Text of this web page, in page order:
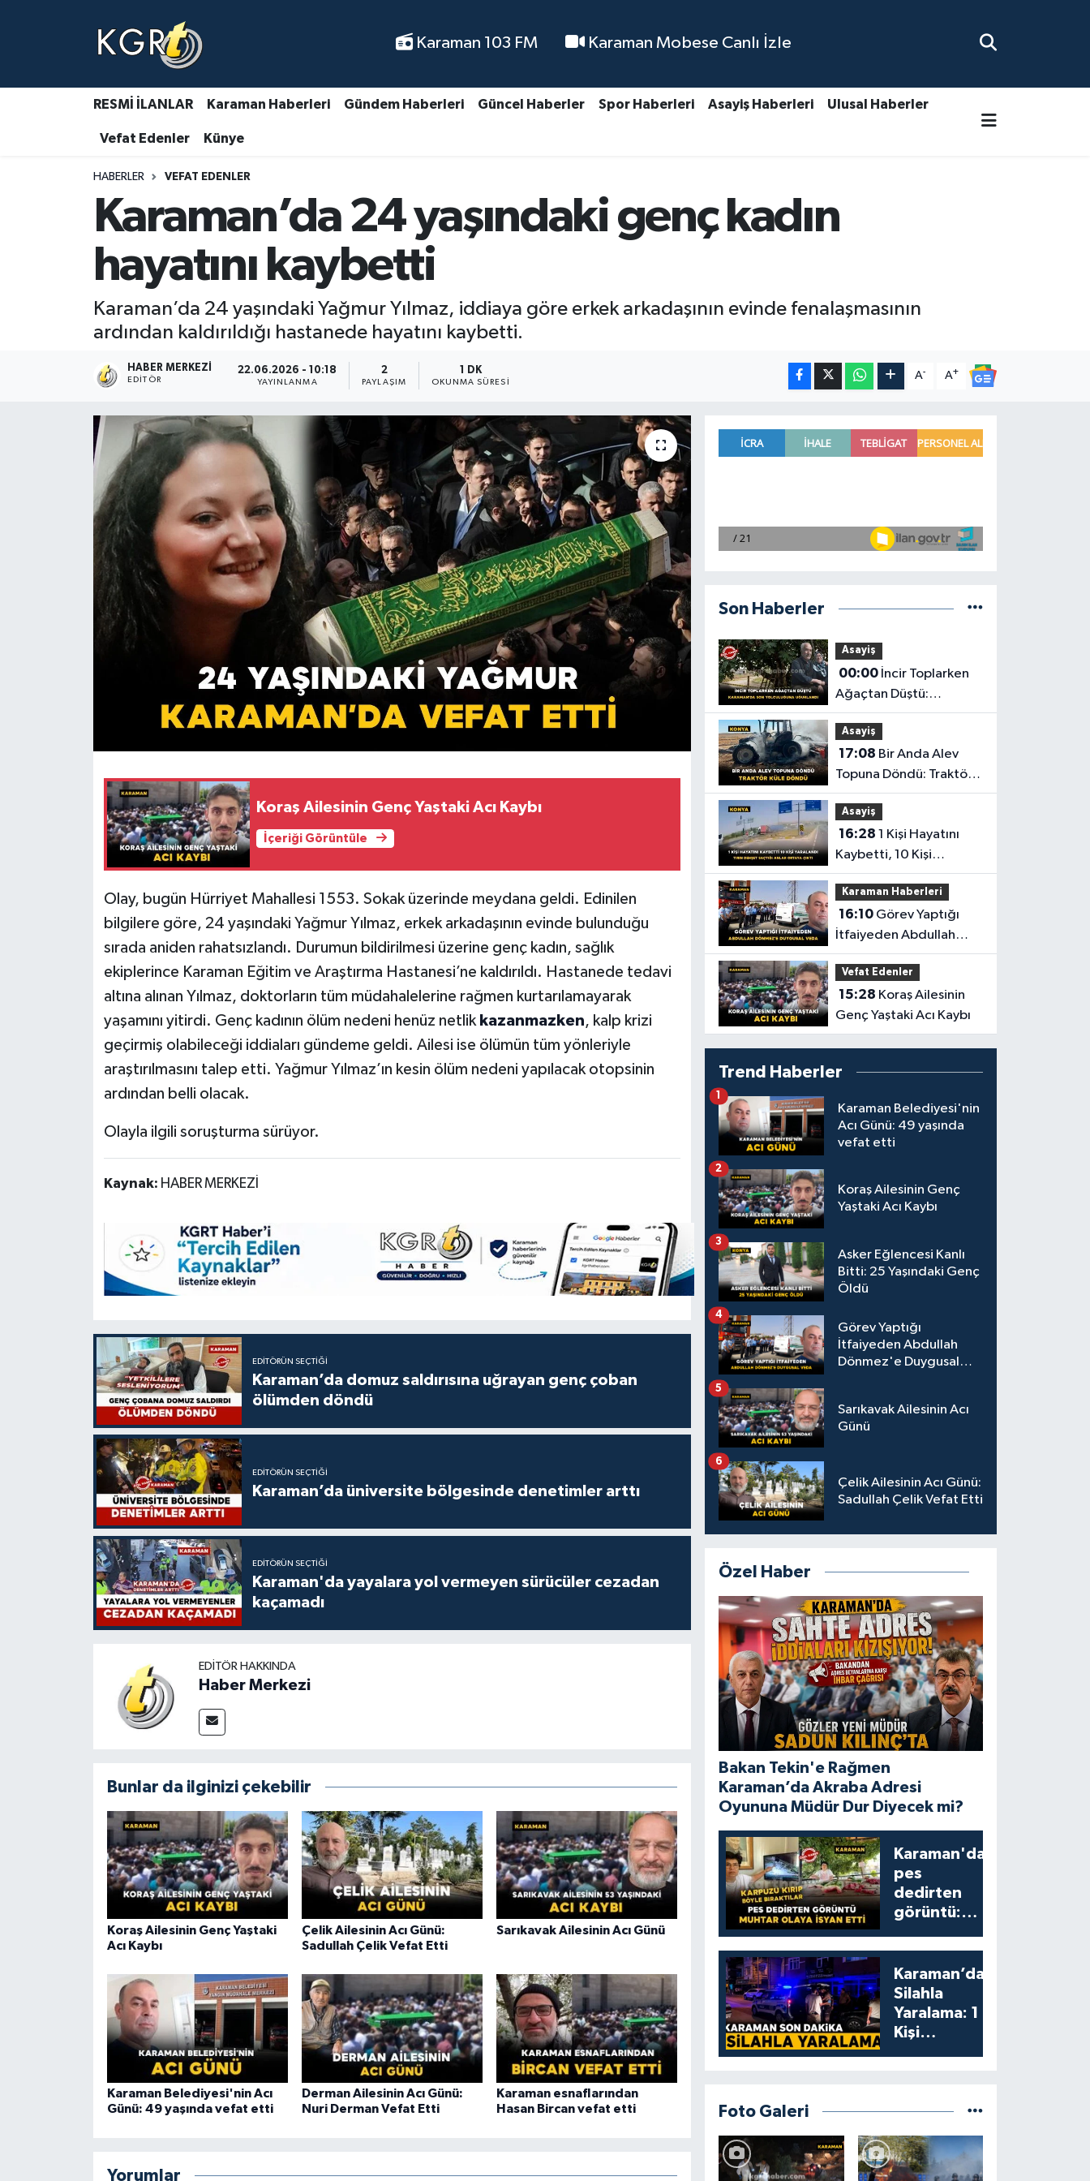
Karaman 103 FM Karaman Mobese Canlı İzle
RESMİ İLANLAR Karaman Haberleri Gündem Haberleri Güncel Haberler Spor Haberleri Asayiş Haberleri Ulusal Haberler
Vefat Edenler Künye
HABERLER VEFAT EDENLER
Karaman’da 24 yaşındaki genç kadın
hayatını kaybetti
Karaman’da 24 yaşındaki Yağmur Yılmaz, iddiaya göre erkek arkadaşının evinde fenalaşmasının
ardından kaldırıldığı hastanede hayatını kaybetti.
HABER MERKEZI
EDITÖR
22.06.2026 - 10:18
YAYINLANMA
2
PAYLAŞIM
1 DK
OKUNMA SÜRESI
A- A+
Koraş Ailesinin Genç Yaştaki Acı Kaybı
İçeriği Görüntüle
Olay, bugün Hürriyet Mahallesi 1553. Sokak üzerinde meydana geldi. Edinilen
bilgilere göre, 24 yaşındaki Yağmur Yılmaz, erkek arkadaşının evinde bulunduğu
sırada aniden rahatsızlandı. Durumun bildirilmesi üzerine genç kadın, sağlık
ekiplerince Karaman Eğitim ve Araştırma Hastanesi’ne kaldırıldı. Hastanede tedavi
altına alınan Yılmaz, doktorların tüm müdahalelerine rağmen kurtarılamayarak
yaşamını yitirdi. Genç kadının ölüm nedeni henüz netlik kazanmazken, kalp krizi
geçirmiş olabileceği iddiaları gündeme geldi. Ailesi ise ölümün tüm yönleriyle
araştırılmasını talep etti. Yağmur Yılmaz’ın kesin ölüm nedeni yapılacak otopsinin
ardından belli olacak.
Olayla ilgili soruşturma sürüyor.
Kaynak: HABER MERKEZİ
EDITÖRÜN SEÇTIĞI
Karaman’da domuz saldırısına uğrayan genç çoban
ölümden döndü
EDITÖRÜN SEÇTIĞI
Karaman’da üniversite bölgesinde denetimler arttı
EDITÖRÜN SEÇTIĞI
Karaman'da yayalara yol vermeyen sürücüler cezadan
kaçamadı
EDITÖR HAKKINDA
Haber Merkezi
Bunlar da ilginizi çekebilir
Koraş Ailesinin Genç Yaştaki
Acı Kaybı
Çelik Ailesinin Acı Günü:
Sadullah Çelik Vefat Etti
Sarıkavak Ailesinin Acı Günü
Karaman Belediyesi'nin Acı
Günü: 49 yaşında vefat etti
Derman Ailesinin Acı Günü:
Nuri Derman Vefat Etti
Karaman esnaflarından
Hasan Bircan vefat etti
Yorumlar
Son Haberler
Asayiş
00:00İncir Toplarken
Ağaçtan Düştü:
Karaman'da Son
Yolculuğuna Uğurlandı
Asayiş
17:08
Topuna Döndü: Traktör
Küle Döndü
Asayiş
16:28
Kaybetti, 10 Kişi
Yaralandı! Tırın Dehşet
Saçtığı Anlar Ortaya
Çıktı
Karaman Haberleri
16:10Görev Yaptığı
İtfaiyeden Abdullah
Dönmez'e Duygusal
Veda
Vefat Edenler
15:28
Genç Yaştaki Acı Kaybı
Trend Haberler
Karaman Belediyesi'nin
Acı Günü: 49 yaşında
vefat etti
1
Koraş Ailesinin Genç
Yaştaki Acı Kaybı
2
Asker Eğlencesi Kanlı
Bitti: 25 Yaşındaki Genç
Öldü
3
Görev Yaptığı
İtfaiyeden Abdullah
Dönmez'e Duygusal
4
Sarıkavak Ailesinin Acı
Günü
5
Çelik Ailesinin Acı Günü:
Sadullah Çelik Vefat Etti
6
Özel Haber
Bakan Tekin'e Rağmen
Karaman’da Akraba Adresi
Oyununa Müdür Dur Diyecek mi?
Karaman'da
pes
dedirten
görüntü:
yumruklayıp
yediler,
artıklarını
kamelyada
bıraktılar
Karaman’da
Silahla
Yaralama: 1
Kişi
Foto Galeri
Karaman Haberleri
Gündem Haberleri
Güncel Haberler
Asayiş Haberleri
Ulusal Haberler
Vefat Edenler